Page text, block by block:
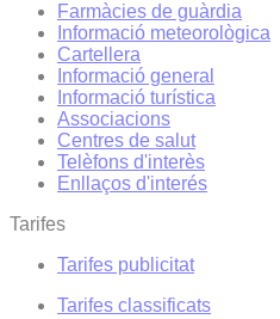
Farmàcies de guàrdia
Informació meteorològica
Cartellera
Informació general
Informació turística
Associacions
Centres de salut
Telèfons d'interès
Enllaços d'interés
Tarifes
Tarifes publicitat
Tarifes classificats